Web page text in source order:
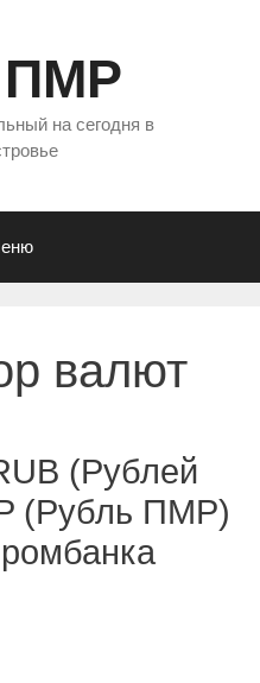
ПМР
на сегодня в
валют
(Рублей
(Рубль ПМР)